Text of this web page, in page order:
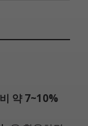
약 7~10%